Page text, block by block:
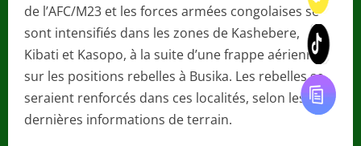
de l’AFC/M23 et les forces armées congolaises se
sont intensifiés dans les zones de Kashebere,
Kibati et Kasopo, à la suite d’une frappe aérienne
sur les positions rebelles à Busika. Les rebelles se
seraient renforcés dans ces localités, selon les
dernières informations de terrain.